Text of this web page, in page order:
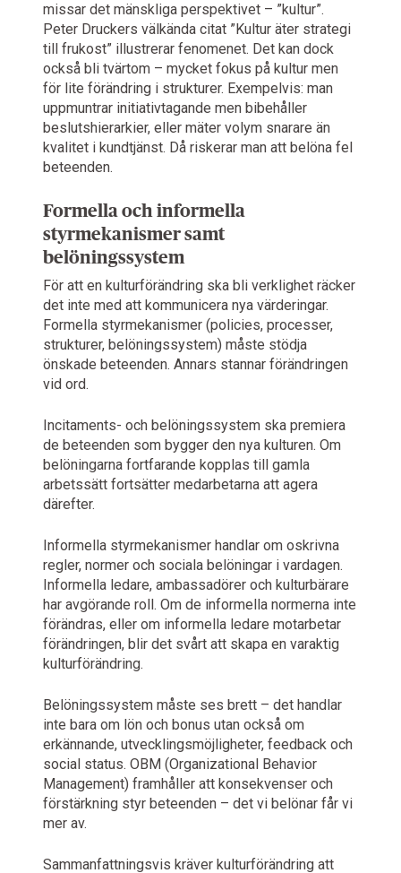
missar det mänskliga perspektivet – ”kultur”.
Peter Druckers välkända citat ”Kultur äter strategi
till frukost” illustrerar fenomenet. Det kan dock
också bli tvärtom – mycket fokus på kultur men
för lite förändring i strukturer. Exempelvis: man
uppmuntrar initiativtagande men bibehåller
beslutshierarkier, eller mäter volym snarare än
kvalitet i kundtjänst. Då riskerar man att belöna fel
beteenden.
Formella och informella
styrmekanismer samt
belöningssystem
För att en kulturförändring ska bli verklighet räcker
det inte med att kommunicera nya värderingar.
Formella styrmekanismer (policies, processer,
strukturer, belöningssystem) måste stödja
önskade beteenden. Annars stannar förändringen
vid ord.
Incitaments- och belöningssystem ska premiera
de beteenden som bygger den nya kulturen. Om
belöningarna fortfarande kopplas till gamla
arbetssätt fortsätter medarbetarna att agera
därefter.
Informella styrmekanismer handlar om oskrivna
regler, normer och sociala belöningar i vardagen.
Informella ledare, ambassadörer och kulturbärare
har avgörande roll. Om de informella normerna inte
förändras, eller om informella ledare motarbetar
förändringen, blir det svårt att skapa en varaktig
kulturförändring.
Belöningssystem måste ses brett – det handlar
inte bara om lön och bonus utan också om
erkännande, utvecklingsmöjligheter, feedback och
social status. OBM (Organizational Behavior
Management) framhåller att konsekvenser och
förstärkning styr beteenden – det vi belönar får vi
mer av.
Sammanfattningsvis kräver kulturförändring att